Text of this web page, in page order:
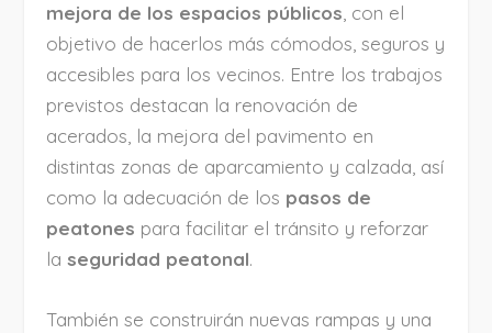
mejora de los espacios públicos , con el
objetivo de hacerlos más cómodos, seguros y
accesibles para los vecinos. Entre los trabajos
previstos destacan la renovación de
acerados, la mejora del pavimento en
distintas zonas de aparcamiento y calzada, así
como la adecuación de los pasos de
peatones para facilitar el tránsito y reforzar
laseguridad peatonal.
También se construirán nuevas rampas y una